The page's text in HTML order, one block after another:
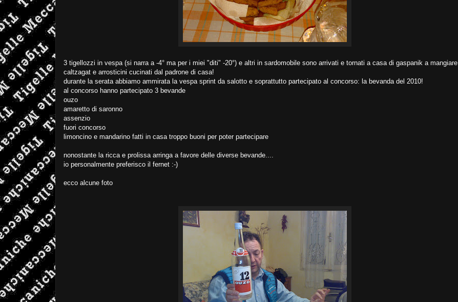
3 tigellozzi in vespa (si narra a -4° ma per i miei "diti" -20°) e altri in sardomobile sono arrivati e tornati a casa di gaspanik a mangiare
caltzagat e arrosticini cucinati dal padrone di casa!
durante la serata abbiamo ammirata la vespa sprint da salotto e soprattutto partecipato al concorso: la bevanda del 2010!
al concorso hanno partecipato 3 bevande
ouzo
amaretto di saronno
assenzio
fuori concorso
limoncino e mandarino fatti in casa troppo buoni per poter partecipare
nonostante la ricca e prolissa arringa a favore delle diverse bevande....
io personalmente preferisco il fernet :-)
ecco alcune foto